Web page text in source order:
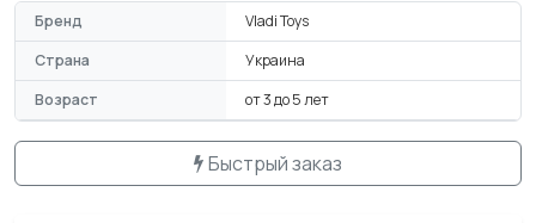
Бренд
Vladi Toys
Страна
Украина
Возраст
от 3 до 5 лет
Быстрый заказ